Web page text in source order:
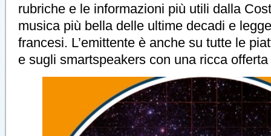
rubriche e le informazioni più utili dalla
musica più bella delle ultime decadi e
francesi. L’emittente è anche su tutte le
e sugli smartspeakers con una ricca